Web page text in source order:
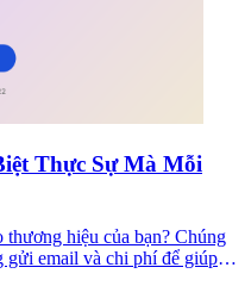
Thực Sự Mà Mỗi
hiệu của bạn? Chúng
gửi email và chi phí để giúp